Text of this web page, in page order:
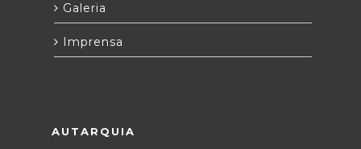
Galeria
Imprensa
AUTARQUIA